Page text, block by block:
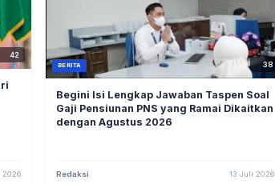
42
2026
BERITA 38
Begini Isi Lengkap Jawaban Taspen Soal
Gaji Pensiunan PNS yang Ramai Dikaitkan
dengan Agustus 2026
Redaksi 13 Juli 2026